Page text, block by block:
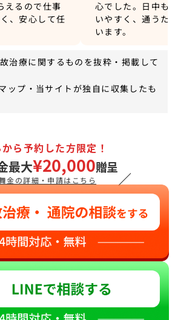
えるので仕事
、安心して任
心でした。日中も
いやすく、通うた
います。
治療に関するものを抜粋・掲載して
プ・当サイトが独自に収集したも
ら予約した方限定！
最大¥20,000贈呈
金の詳細・申請はこちら ／